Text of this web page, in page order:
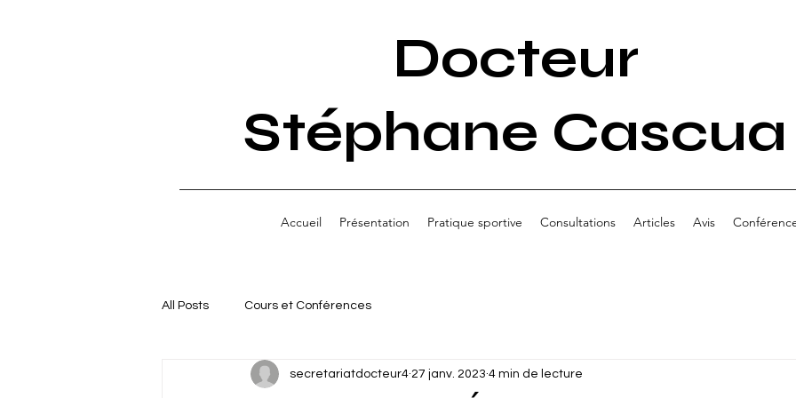
Docteur
Stéphane Cascua
Accueil Présentation Pratique sportive Consultations Articles Avis
All Posts Cours et Conférences
secretariatdocteur4 27 janv. 2023 4 min de lecture